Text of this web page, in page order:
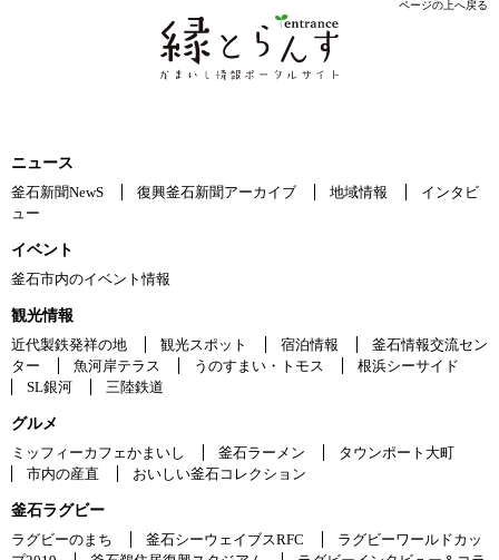
ページの上へ戻る
ニュース
釜石新聞NewS
復興釜石新聞アーカイブ 地域情報
インタビ
ュー
イベント
釜石市内のイベント情報
観光情報
近代製鉄発祥の地
観光スポット 宿泊情報
釜石情報交流セン
ター
魚河岸テラス うのすまい・トモス
根浜シーサイド
SL銀河
三陸鉄道
グルメ
ミッフィーカフェかまいし
釜石ラーメン
タウンポート大町
市内の産直
おいしい釜石コレクション
釜石ラグビー
ラグビーのまち
釜石シーウェイブスRFC
ラグビーワールドカッ